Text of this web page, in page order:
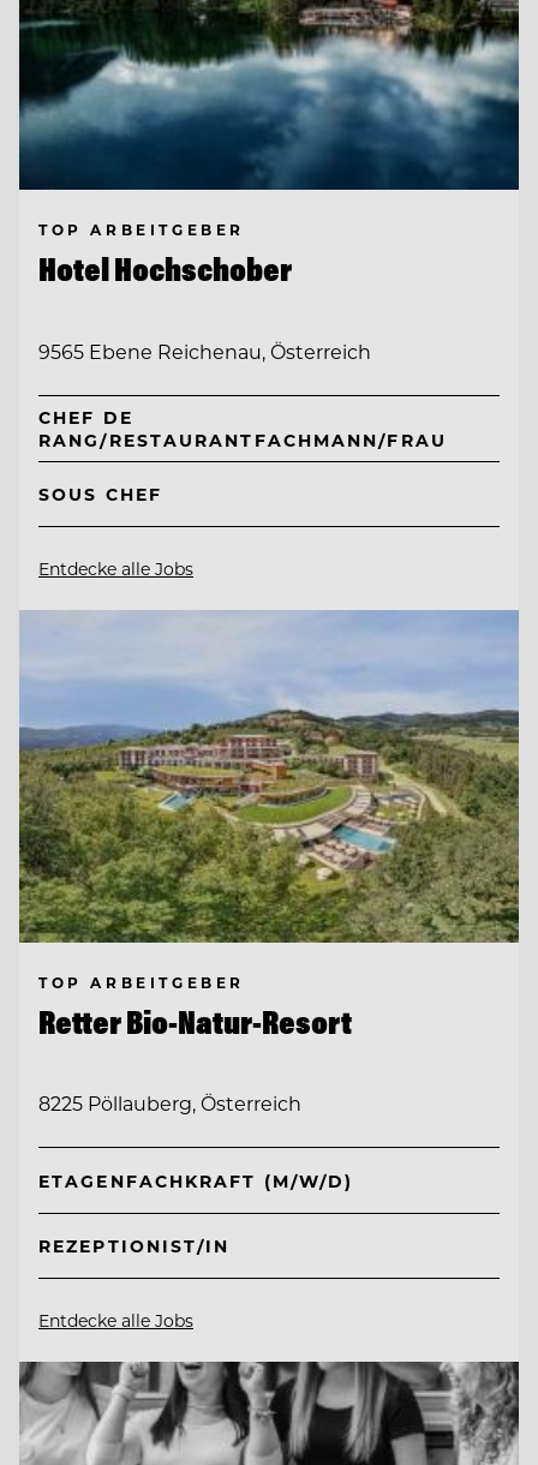
TOP ARBEITGEBER
Hotel Hochschober
9565 Ebene Reichenau, Österreich
CHEF DE
RANG/RESTAURANTFACHMANN/FRAU
SOUS CHEF
Entdecke alle Jobs
TOP ARBEITGEBER
Retter Bio-Natur-Resort
8225 Pöllauberg, Österreich
ETAGENFACHKRAFT (M/W/D)
REZEPTIONIST/IN
Entdecke alle Jobs